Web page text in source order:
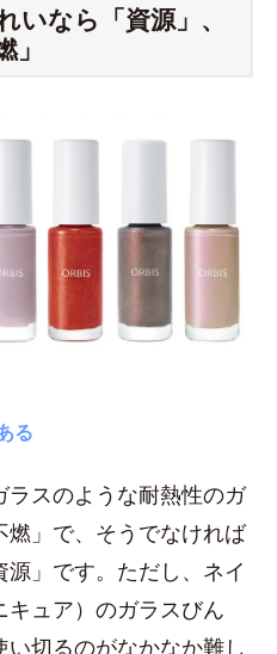
いなら「資源」、
る
ラスのような耐熱性のガ
燃」で、そうでなければ
」です。ただし、ネイ
キュア）のガラスびん
い切るのがなかなか難し